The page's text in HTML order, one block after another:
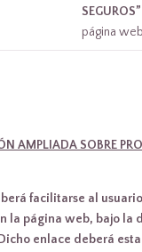
SEGUROS”
página
AMPLIADA SOBRE
facilitarse al
la página web, bajo la
Dicho enlace deberá